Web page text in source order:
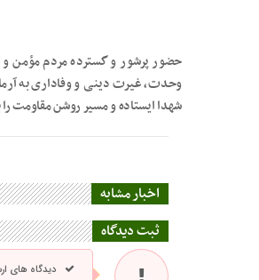
حضور پرشور و گسترده مردم مؤمن و
وحدت، غیرت دینی و وفاداری به
شهدا ایستاده و مسیر روشن مقاومت را
اخبار مشابه
ثبت دیدگاه
دیدگاه های